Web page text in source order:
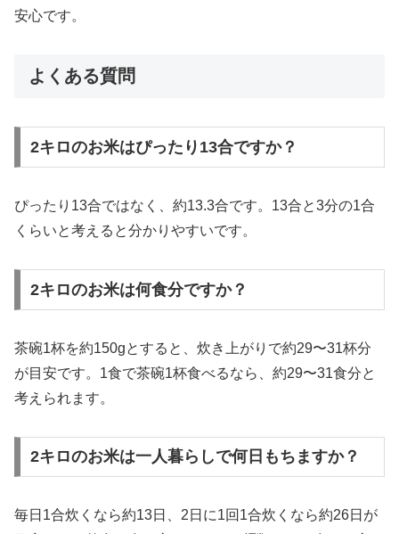
安心です。
よくある質問
2キロのお米はぴったり13合ですか？
ぴったり13合ではなく、約13.3合です。13合と3分の1合
くらいと考えると分かりやすいです。
2キロのお米は何食分ですか？
茶碗1杯を約150gとすると、炊き上がりで約29〜31杯分
が目安です。1食で茶碗1杯食べるなら、約29〜31食分と
考えられます。
2キロのお米は一人暮らしで何日もちますか？
毎日1合炊くなら約13日、2日に1回1合炊くなら約26日が